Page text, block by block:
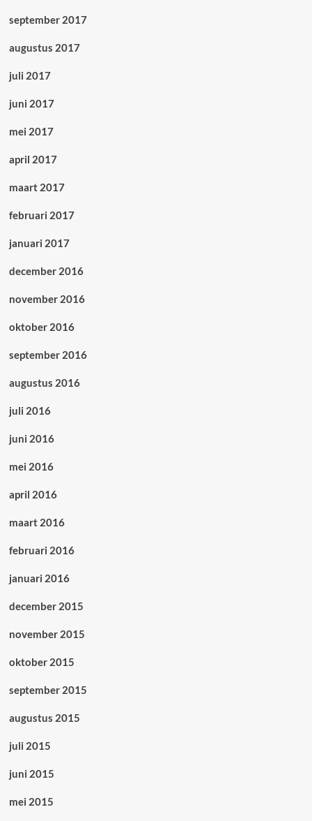
september 2017
augustus 2017
juli 2017
juni 2017
mei 2017
april 2017
maart 2017
februari 2017
januari 2017
december 2016
november 2016
oktober 2016
september 2016
augustus 2016
juli 2016
juni 2016
mei 2016
april 2016
maart 2016
februari 2016
januari 2016
december 2015
november 2015
oktober 2015
september 2015
augustus 2015
juli 2015
juni 2015
mei 2015